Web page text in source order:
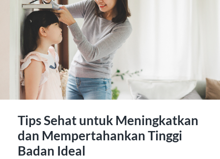
Tips Sehat untuk Meningkatkan
dan Mempertahankan Tinggi
Badan Ideal